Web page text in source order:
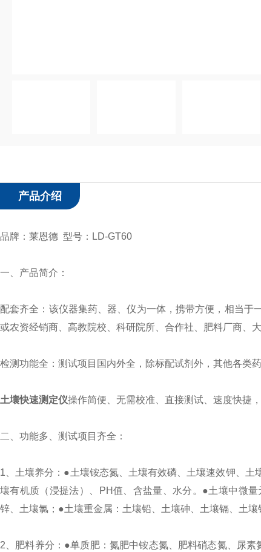
产品介绍
品牌：莱恩德 型号：LD-GT60
一、 产品简介：
配套齐全：该仪器集药、器、仪为一体，携带方便，相当
或农资经销商、高教院校、科研院所、合作社、肥料厂商、
检测功能全：测试项目国内外全，除标配试剂外，其他各类药
土壤快速测定仪操作简便、无需校准、直接测试、速度快捷
二、功能多、测试项目齐全：
1、土壤养分：●土壤铵态氮、土壤有效磷、土壤速效钾、
壤有机质（浸提法）、PH值、含盐量、水分。●土壤中微
锌、土壤氯；●土壤重金属：土壤铅、土壤砷、土壤镉、土壤
2、肥料养分：●单质肥：氮肥中铵态氮、肥料硝态氮、尿